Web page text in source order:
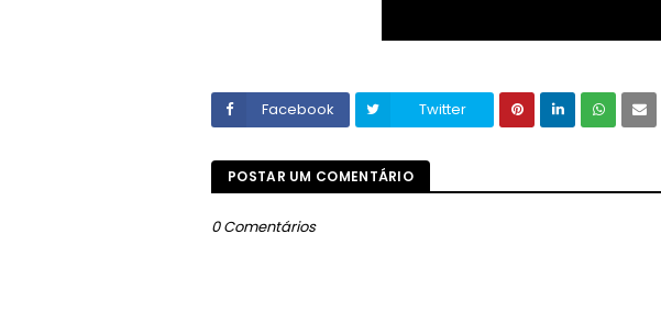
Facebook Twitter
POSTAR UM COMENTÁRIO
0 Comentários